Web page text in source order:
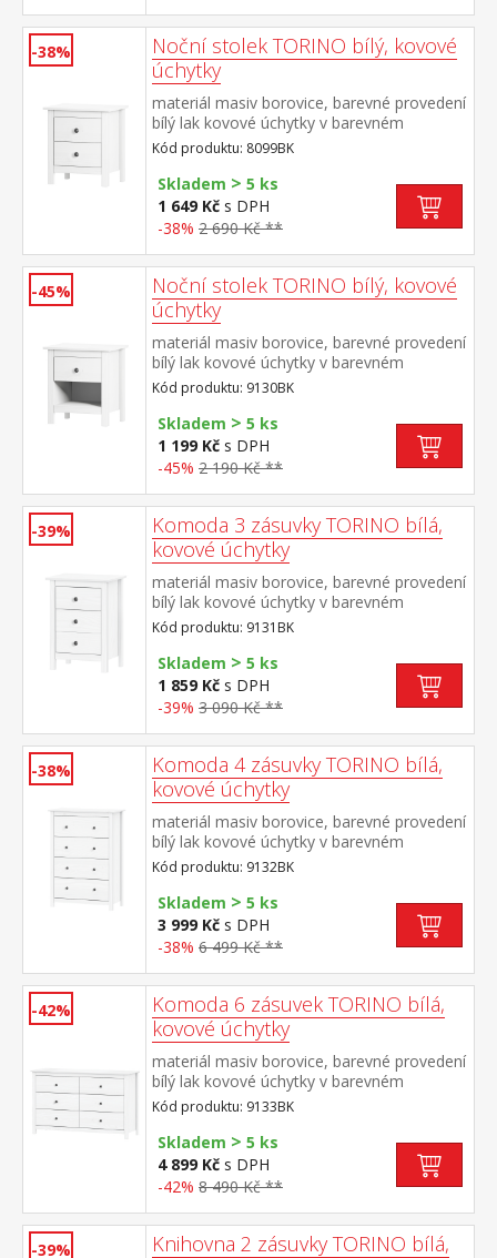
-38%
Noční stolek TORINO bílý, kovové
úchytky
materiál masiv borovice, barevné provedení
bílý lak kovové úchytky v barevném
provedení černěná mosaz 2 zásuvky s
kovovými pojezdy
Kód produktu: 8099BK
Skladem > 5 ks
1 649 Kč s DPH
-38% 2 690 Kč **
-45%
Noční stolek TORINO bílý, kovové
úchytky
materiál masiv borovice, barevné provedení
bílý lak kovové úchytky v barevném
provedení černěná mosaz jedna zásuvka s
kovovými pojezdy
Kód produktu: 9130BK
Skladem > 5 ks
1 199 Kč s DPH
-45% 2 190 Kč **
-39%
Komoda 3 zásuvky TORINO bílá,
kovové úchytky
materiál masiv borovice, barevné provedení
bílý lak kovové úchytky v barevném
provedení černěná mosaz tři zásuvky s
kovovými pojezdy
Kód produktu: 9131BK
Skladem > 5 ks
1 859 Kč s DPH
-39% 3 090 Kč **
-38%
Komoda 4 zásuvky TORINO bílá,
kovové úchytky
materiál masiv borovice, barevné provedení
bílý lak kovové úchytky v barevném
provedení černěná mosaz čtyři zásuvky s
kovovými pojezdy
Kód produktu: 9132BK
Skladem > 5 ks
3 999 Kč s DPH
-38% 6 499 Kč **
-42%
Komoda 6 zásuvek TORINO bílá,
kovové úchytky
materiál masiv borovice, barevné provedení
bílý lak kovové úchytky v barevném
provedení černěná mosaz šest zásuvek s
kovovými pojezdy rozměr zásuvky (š/h/v)
52 × 33 × 19 cm
Kód produktu: 9133BK
Skladem > 5 ks
4 899 Kč s DPH
-42% 8 490 Kč **
-39%
Knihovna 2 zásuvky TORINO bílá,